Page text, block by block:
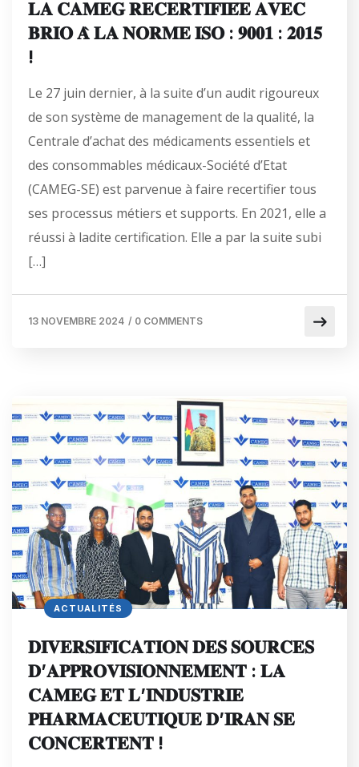
𝐋𝐀 𝐂𝐀𝐌𝐄𝐆 𝐑𝐄𝐂𝐄𝐑𝐓𝐈𝐅𝐈𝐄́𝐄 𝐀𝐕𝐄𝐂
𝐁𝐑𝐈𝐎 𝐀̀ 𝐋𝐀 𝐍𝐎𝐑𝐌𝐄 𝐈𝐒𝐎 : 𝟗𝟎𝟎𝟏 : 𝟐𝟎𝟏𝟓
!
Le 27 juin dernier, à la suite d’un audit rigoureux
de son système de management de la qualité, la
Centrale d’achat des médicaments essentiels et
des consommables médicaux-Société d’Etat
(CAMEG-SE) est parvenue à faire recertifier tous
ses processus métiers et supports. En 2021, elle a
réussi à ladite certification. Elle a par la suite subi
[…]
13 NOVEMBRE 2024 / 0 COMMENTS
ACTUALITÉS
𝐃𝐈𝐕𝐄𝐑𝐒𝐈𝐅𝐈𝐂𝐀𝐓𝐈𝐎𝐍 𝐃𝐄𝐒 𝐒𝐎𝐔𝐑𝐂𝐄𝐒
𝐃’𝐀𝐏𝐏𝐑𝐎𝐕𝐈𝐒𝐈𝐎𝐍𝐍𝐄𝐌𝐄𝐍𝐓 : 𝐋𝐀
𝐂𝐀𝐌𝐄𝐆 𝐄𝐓 𝐋’𝐈𝐍𝐃𝐔𝐒𝐓𝐑𝐈𝐄
𝐏𝐇𝐀𝐑𝐌𝐀𝐂𝐄𝐔𝐓𝐈𝐐𝐔𝐄 𝐃’𝐈𝐑𝐀𝐍 𝐒𝐄
𝐂𝐎𝐍𝐂𝐄𝐑𝐓𝐄𝐍𝐓 !